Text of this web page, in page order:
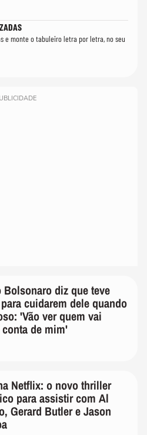
e monte o tabuleiro letra por letra, no seu
Bolsonaro diz que teve
cuidarem dele quando
'Vão ver quem vai
de mim'
Netflix: o novo thriller
para assistir com Al
Gerard Butler e Jason